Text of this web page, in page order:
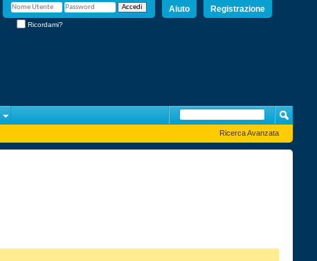
Registrazione
Aiuto
Ricordami?
Ricerca Avanzata